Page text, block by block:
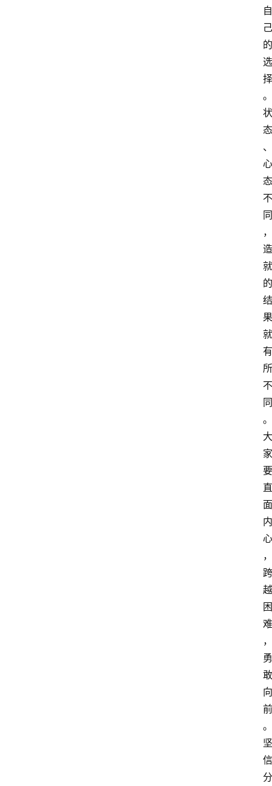
自
己
的
选
择
。
状
态
、
心
态
不
同
，
造
就
的
结
果
就
有
所
不
同
。
大
家
要
直
面
内
心
，
跨
越
困
难
，
勇
敢
向
前
。
坚
信
分